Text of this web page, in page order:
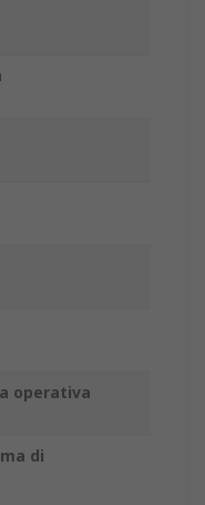
operativa
di